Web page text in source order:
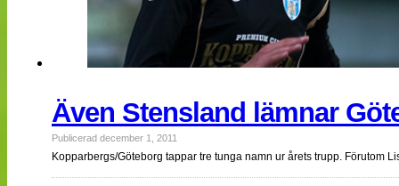
Även Stensland lämnar
Publicerad december 1, 2011
Kopparbergs/Göteborg tappar tre tunga namn ur årets trupp.